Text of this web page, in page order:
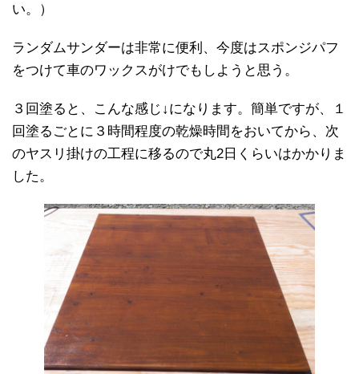
い。）
ランダムサンダーは非常に便利、今度はスポンジパフ
をつけて車のワックスがけでもしようと思う。
３回塗ると、こんな感じ↓になります。簡単ですが、１
回塗るごとに３時間程度の乾燥時間をおいてから、次
のヤスリ掛けの工程に移るので丸2日くらいはかかりま
した。